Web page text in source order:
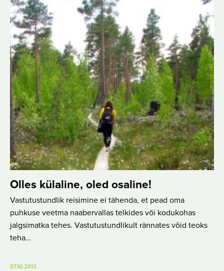
Olles külaline, oled osaline!
Vastutustundlik reisimine ei tähenda, et pead oma
puhkuse veetma naabervallas telkides või kodukohas
jalgsimatka tehes. Vastutustundlikult rännates võid teoks
teha…
07.10.2013